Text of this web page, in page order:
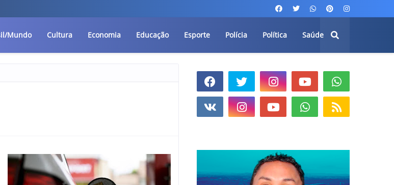
Mundo Cultura Economia Educação Esporte Polícia Política Saúde